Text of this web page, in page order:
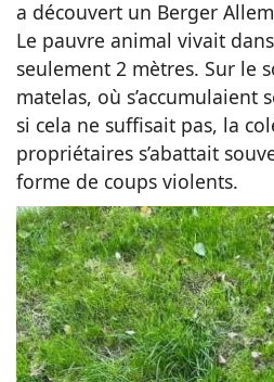
a découvert un Berger
Le pauvre animal vivait
seulement 2 mètres. Sur le
matelas, où s’accumulaient
si cela ne suffisait pas, la
propriétaires s’abattait
forme de coups violents.